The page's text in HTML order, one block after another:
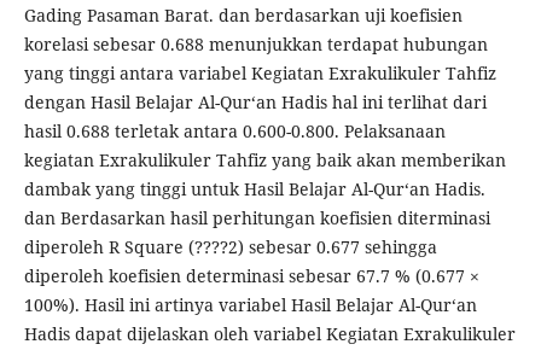
Gading Pasaman Barat. dan berdasarkan uji koefisien
korelasi sebesar 0.688 menunjukkan terdapat hubungan
yang tinggi antara variabel Kegiatan Exrakulikuler Tahfiz
dengan Hasil Belajar Al-Qur‘an Hadis hal ini terlihat dari
hasil 0.688 terletak antara 0.600-0.800. Pelaksanaan
kegiatan Exrakulikuler Tahfiz yang baik akan memberikan
dambak yang tinggi untuk Hasil Belajar Al-Qur‘an Hadis.
dan Berdasarkan hasil perhitungan koefisien diterminasi
diperoleh R Square (????2) sebesar 0.677 sehingga
diperoleh koefisien determinasi sebesar 67.7 % (0.677 ×
100%). Hasil ini artinya variabel Hasil Belajar Al-Qur‘an
Hadis dapat dijelaskan oleh variabel Kegiatan Exrakulikuler